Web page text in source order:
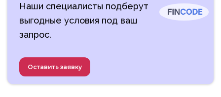
Наши специалисты подберут
выгодные условия под ваш
запрос.
Оставить заявку